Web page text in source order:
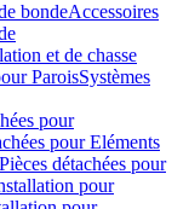
bondeAccessoires
et de chasse
ParoisSystèmes
pour
pour Eléments
Pièces détachées pour
pour